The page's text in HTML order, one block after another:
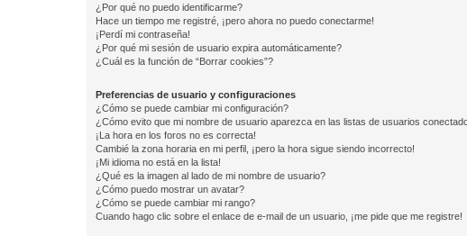
¿Por qué no puedo identificarme?
Hace un tiempo me registré, ¡pero ahora no puedo conectarme!
¡Perdí mi contraseña!
¿Por qué mi sesión de usuario expira automáticamente?
¿Cuál es la función de “Borrar cookies”?
Preferencias de usuario y configuraciones
¿Cómo se puede cambiar mi configuración?
¿Cómo evito que mi nombre de usuario aparezca en las listas de usuarios
¡La hora en los foros no es correcta!
Cambié la zona horaria en mi perfil, ¡pero la hora sigue siendo incorrecto!
¡Mi idioma no está en la lista!
¿Qué es la imagen al lado de mi nombre de usuario?
¿Cómo puedo mostrar un avatar?
¿Cómo se puede cambiar mi rango?
Cuando hago clic sobre el enlace de e-mail de un usuario, ¡me pide que me registre!